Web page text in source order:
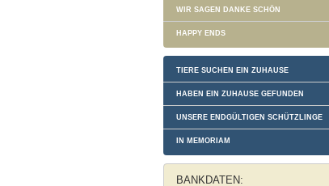
WIR SAGEN DANKE SCHÖN
HAPPY ENDS
TIERE SUCHEN EIN ZUHAUSE
HABEN EIN ZUHAUSE GEFUNDEN
UNSERE ENDGÜLTIGEN SCHÜTZLINGE
IN MEMORIAM
BANKDATEN: